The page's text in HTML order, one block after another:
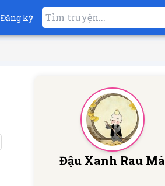
Đăng ký
Đậu Xanh Rau Má